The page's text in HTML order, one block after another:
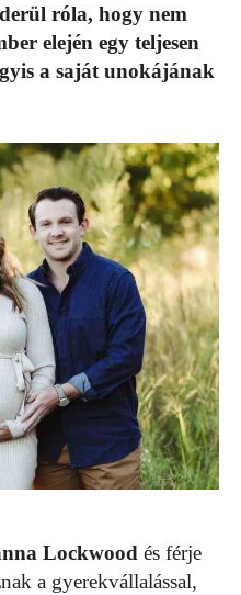
róla, hogy nem
elején egy teljesen
a saját unokájának
Lockwood és férje
a gyerekvállalással,